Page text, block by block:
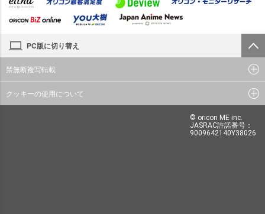
PC版に切り替え
禁無断複写転載
クッキーの使用について
© oricon ME inc.
JASRAC許諾番号：
9009642140Y38026